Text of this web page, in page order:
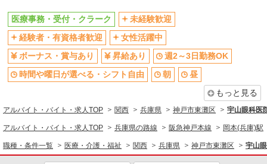
同じ特徴から求人を探す
未経験歓迎
ボーナス・賞与あり
週2～3日勤務OK
交通費支給
社会保険あり
医療事務・受付・クラーク
未経験歓迎
経験者・有資格者歓迎
女性活躍中
ボーナス・賞与あり
昇給あり
週2～3日勤務OK
時間や曜日が選べる・シフト自由
朝
昼
もっと見る
アルバイト・バイト・求人TOP 関西 兵庫県 神戸市東灘区 宇山眼科医
アルバイト・バイト・求人TOP 兵庫県の路線 阪急神戸本線 岡本(兵庫)駅
職種・条件一覧 医療・介護・福祉 関西 兵庫県 神戸市東灘区 宇山